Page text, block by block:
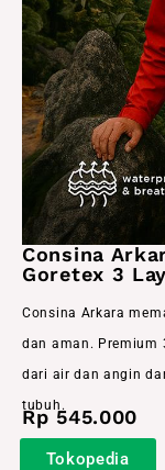
Consina
Goretex 3
Consina Arkara
dan aman. Premium
dari air dan angin
tubuh.
Rp 545.000
Tokopedia